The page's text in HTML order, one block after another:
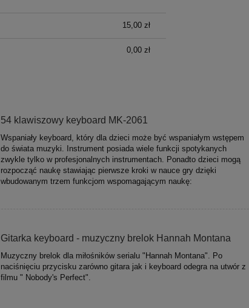
15,00 zł
0,00 zł
54 klawiszowy keyboard MK-2061
Wspaniały keyboard, który dla dzieci może być wspaniałym wstępem
do świata muzyki. Instrument posiada wiele funkcji spotykanych
zwykle tylko w profesjonalnych instrumentach. Ponadto dzieci mogą
rozpocząć naukę stawiając pierwsze kroki w nauce gry dzięki
wbudowanym trzem funkcjom wspomagającym naukę:
Gitarka keyboard - muzyczny brelok Hannah Montana
Muzyczny brelok dla miłośników serialu "Hannah Montana". Po
naciśnięciu przycisku zarówno gitara jak i keyboard odegra na utwór z
filmu " Nobody's Perfect".